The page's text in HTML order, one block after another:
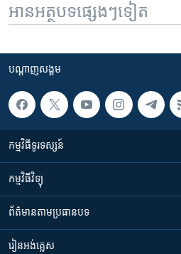
អានអត្ថបទផ្សេងៗទៀត
បណ្តាញ​សង្គម
កម្មវិធី​ទូរទស្សន៍
កម្មវិធី​វិទ្យុ
ព័ត៌មាន​តាមប្រធានបទ​
រៀន​​អង់គ្លេស